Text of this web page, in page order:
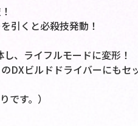
引くと必殺技発動！
、ライフルモードに変形！
DXビルドドライバーにもセ
です。）